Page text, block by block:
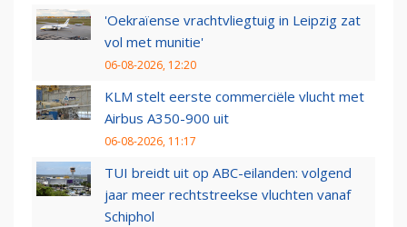
'Oekraïense vrachtvliegtuig in Leipzig zat
vol met munitie'
06-08-2026, 12:20
KLM stelt eerste commerciële vlucht met
Airbus A350-900 uit
06-08-2026, 11:17
TUI breidt uit op ABC-eilanden: volgend
jaar meer rechtstreekse vluchten vanaf
Schiphol